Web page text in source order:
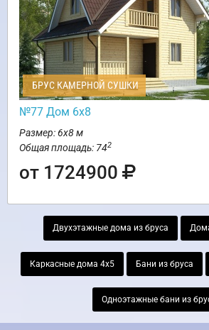
БРУС КАМЕРНОЙ СУШКИ
№77 Дом 6х8
Размер: 6х8 м
Общая площадь: 742
от 1724900
Двухэтажные дома из бруса
Каркасные дома 4х5 Бани из бруса
Одноэтажные бани из